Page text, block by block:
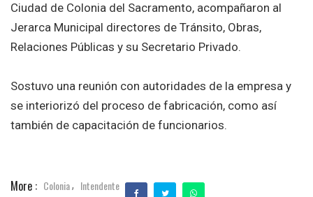
Ciudad de Colonia del Sacramento, acompañaron al
Jerarca Municipal directores de Tránsito, Obras,
Relaciones Públicas y su Secretario Privado.
Sostuvo una reunión con autoridades de la empresa y
se interiorizó del proceso de fabricación, como así
también de capacitación de funcionarios.
More : Colonia, Intendente